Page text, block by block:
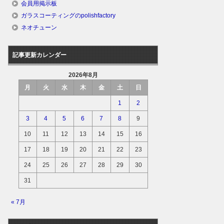
会員用掲示板
ガラスコーティングのpolishfactory
ネオチューン
記事更新カレンダー
2026年8月
月
火 水 木 金 土 日
1 2
3 4 5 6 7 8 9
10 11 12 13 14 15 16
17 18 19 20 21 22 23
24 25 26 27 28 29 30
31
« 7月